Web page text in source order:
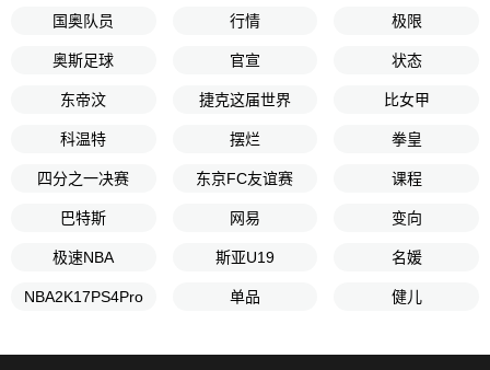
国奥队员 行情 极限
奥斯足球 官宣 状态
东帝汶 捷克这届世界 比女甲
科温特 摆烂 拳皇
四分之一决赛 东京FC友谊赛 课程
巴特斯 网易 变向
极速NBA 斯亚U19 名媛
NBA2K17PS4Pro 单品 健儿